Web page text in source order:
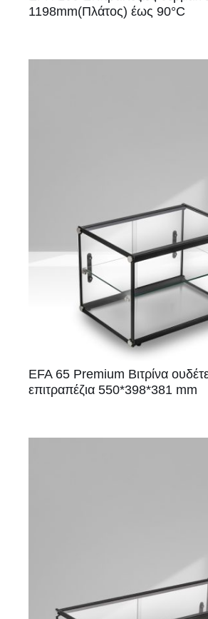
1198mm(Πλάτος) έως 90°C
EFA 65 Premium Βιτρίνα
επιτραπέζια 550*398*381 mm